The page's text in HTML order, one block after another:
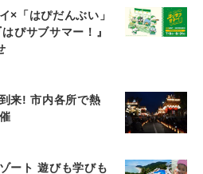
×「はぴだんぶい」
ぴサブサマー！』
来! 市内各所で熱
ート 遊びも学びも